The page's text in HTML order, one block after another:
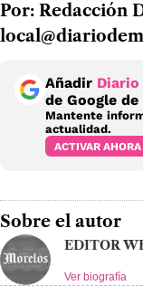
Por: Redacción
Añadir
de Google
Mantente
actualidad.
ACTIVAR AHORA
Sobre el autor
EDITOR
Ver biografía